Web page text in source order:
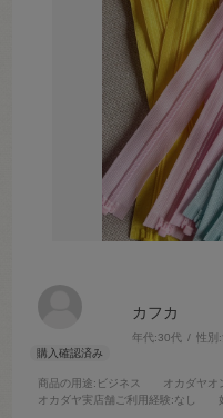
カフカ
年代:30代 性別:
商品の用途:ビジネス オカダヤオ
オカダヤ実店舗ご利用経験:なし